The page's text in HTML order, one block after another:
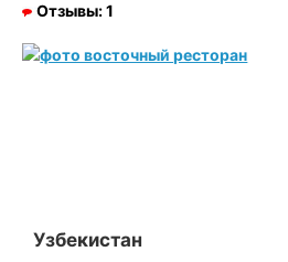
Отзывы:1
Узбекистан